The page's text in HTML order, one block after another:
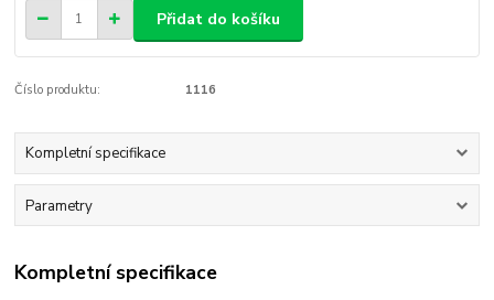
Přidat do košíku
Číslo produktu: 1116
Kompletní specifikace
Parametry
Kompletní specifikace